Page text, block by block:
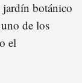
botánico
de los
el